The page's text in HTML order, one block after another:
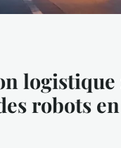
logistique
robots